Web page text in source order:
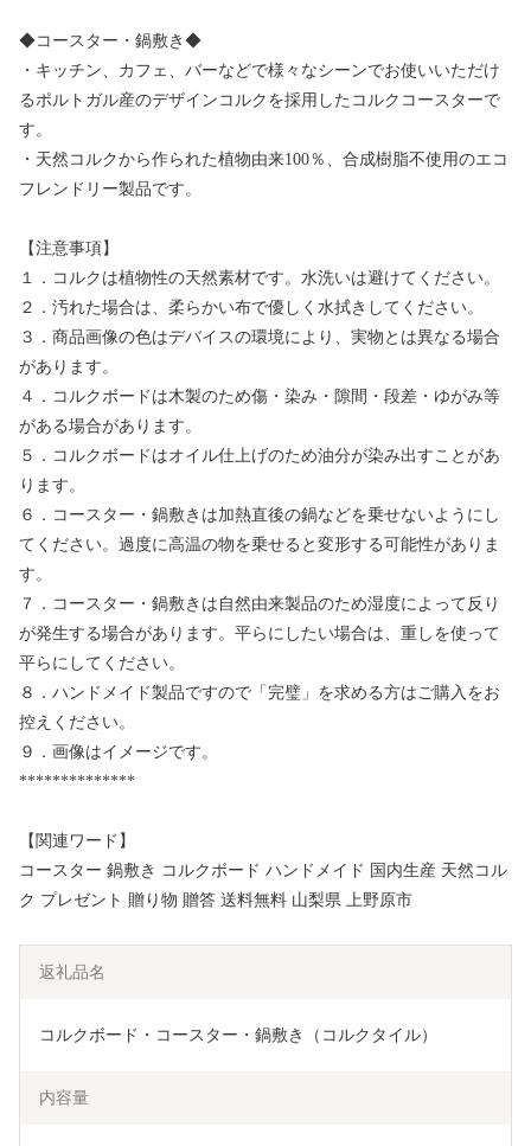
◆コースター・鍋敷き◆
・キッチン、カフェ、バーなどで様々なシーンでお使いいただけ
るポルトガル産のデザインコルクを採用したコルクコースターで
す。
・天然コルクから作られた植物由来100％、合成樹脂不使用のエコ
フレンドリー製品です。
【注意事項】
１．コルクは植物性の天然素材です。水洗いは避けてください。
２．汚れた場合は、柔らかい布で優しく水拭きしてください。
３．商品画像の色はデバイスの環境により、実物とは異なる場合
があります。
４．コルクボードは木製のため傷・染み・隙間・段差・ゆがみ等
がある場合があります。
５．コルクボードはオイル仕上げのため油分が染み出すことがあ
ります。
６．コースター・鍋敷きは加熱直後の鍋などを乗せないようにし
てください。過度に高温の物を乗せると変形する可能性がありま
す。
７．コースター・鍋敷きは自然由来製品のため湿度によって反り
が発生する場合があります。平らにしたい場合は、重しを使って
平らにしてください。
８．ハンドメイド製品ですので「完璧」を求める方はご購入をお
控えください。
９．画像はイメージです。
**************
【関連ワード】
コースター 鍋敷き コルクボード ハンドメイド 国内生産 天然コル
ク プレゼント 贈り物 贈答 送料無料 山梨県 上野原市
返礼品名
コルクボード・コースター・鍋敷き（コルクタイル）
内容量